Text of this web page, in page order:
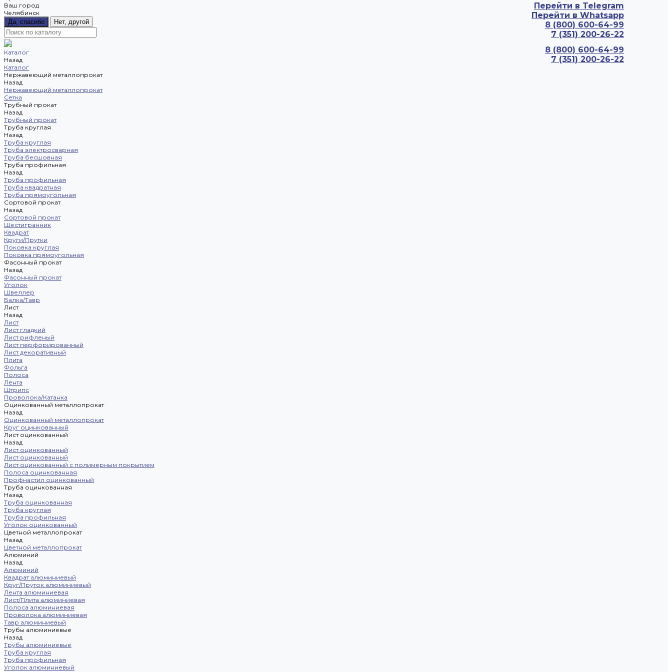
Ваш город
Челябинск
Да, спасибо
Нет, другой
8 (800) 600-64-99
7 (351) 200-26-22
Перейти в Telegram
Перейти в Whatsapp
8 (800) 600-64-99
7 (351) 200-26-22
Каталог
Назад
Каталог
Нержавеющий металлопрокат
Назад
Нержавеющий металлопрокат
Сетка
Трубный прокат
Назад
Трубный прокат
Труба круглая
Назад
Труба круглая
Труба электросварная
Труба бесшовная
Труба профильная
Назад
Труба профильная
Труба квадратная
Труба прямоугольная
Сортовой прокат
Назад
Сортовой прокат
Шестигранник
Квадрат
Круги/Прутки
Поковка круглая
Поковка прямоугольная
Фасонный прокат
Назад
Фасонный прокат
Уголок
Швеллер
Балка/Тавр
Лист
Назад
Лист
Лист гладкий
Лист рифленый
Лист перфорированный
Лист декоративный
Плита
Фольга
Полоса
Лента
Штрипс
Проволока/Катанка
Оцинкованный металлопрокат
Назад
Оцинкованный металлопрокат
Круг оцинкованный
Лист оцинкованный
Назад
Лист оцинкованный
Лист оцинкованный
Лист оцинкованный с полимерным покрытием
Полоса оцинкованная
Профнастил оцинкованный
Труба оцинкованная
Назад
Труба оцинкованная
Труба круглая
Труба профильная
Уголок оцинкованный
Цветной металлопрокат
Назад
Цветной металлопрокат
Алюминий
Назад
Алюминий
Квадрат алюминиевый
Круг/Пруток алюминиевый
Лента алюминиевая
Лист/Плита алюминиевая
Полоса алюминиевая
Проволока алюминиевая
Тавр алюминиевый
Трубы алюминиевые
Назад
Трубы алюминиевые
Труба круглая
Труба профильная
Уголок алюминиевый